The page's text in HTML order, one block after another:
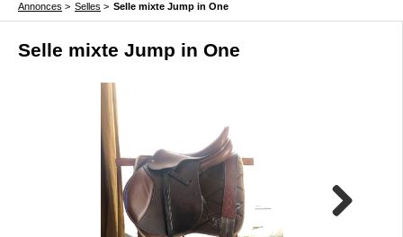
Annonces > Selles > Selle mixte Jump in One
Selle mixte Jump in One